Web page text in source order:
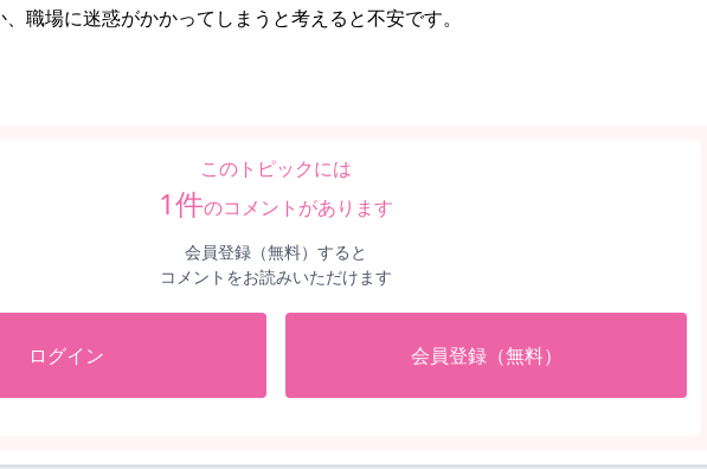
職場に迷惑がかかってしまうと考えると不安です。
このトピックには
1件のコメントがあります
会員登録（無料）すると
コメントをお読みいただけます
ログイン 会員登録（無料）